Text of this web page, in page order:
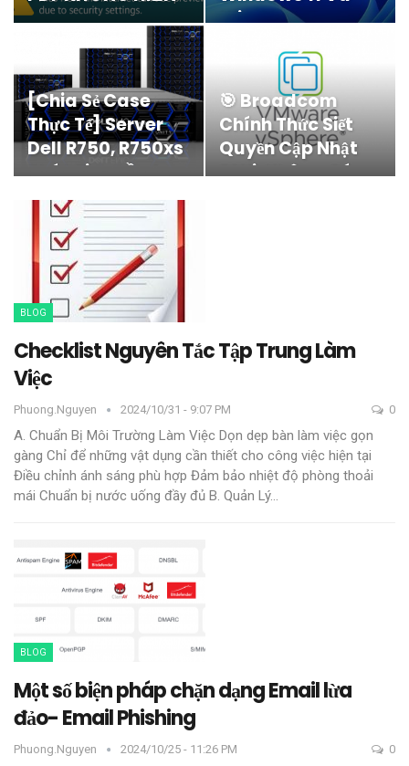
THỊ PREVIEW
TRONG FILE
EXPLORER…
Windows Server
[Chia Sẻ Case
Thực Tế] Server
Dell R750, R750xs
Phát Tiếng Ồn Lớn
Sau…
🎯 Broadcom
Chính Thức Siết
Quyền Cập Nhật
ESXi: Không Có
BLOG
Checklist Nguyên Tắc Tập Trung Làm
Việc
Phuong.nguyen 2024/10/31 - 9:07 PM 0
A. Chuẩn Bị Môi Trường Làm Việc Dọn dẹp bàn làm việc gọn
gàng Chỉ để những vật dụng cần thiết cho công việc hiện tại
Điều chỉnh ánh sáng phù hợp Đảm bảo nhiệt độ phòng thoải
mái Chuẩn bị nước uống đầy đủ B. Quản Lý…
BLOG
Một số biện pháp chặn dạng Email lừa
đảo- Email Phishing
Phuong.nguyen 2024/10/25 - 11:26 PM 0